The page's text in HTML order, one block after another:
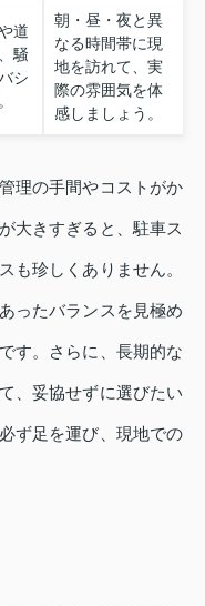
道
騒
シ
朝・昼・夜と異
なる時間帯に現
地を訪れて、実
際の雰囲気を体
感しましょう。
理の手間やコストがか
大きすぎると、駐車ス
も珍しくありません。
ったバランスを見極め
す。さらに、長期的な
、妥協せずに選びたい
ず足を運び、現地での